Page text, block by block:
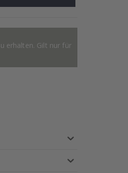
erhalten. Gilt nur für